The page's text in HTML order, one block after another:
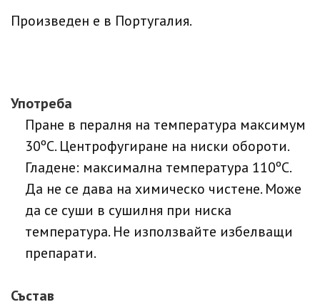
Произведен е в Португалия.
Употреба
Пране в пералня на температура максимум
30ºC. Центрофугиране на ниски обороти.
Гладене: максимална температура 110ºC.
Да не се дава на химическо чистене. Може
да се суши в сушилня при ниска
температура. Не използвайте избелващи
препарати.
Състав